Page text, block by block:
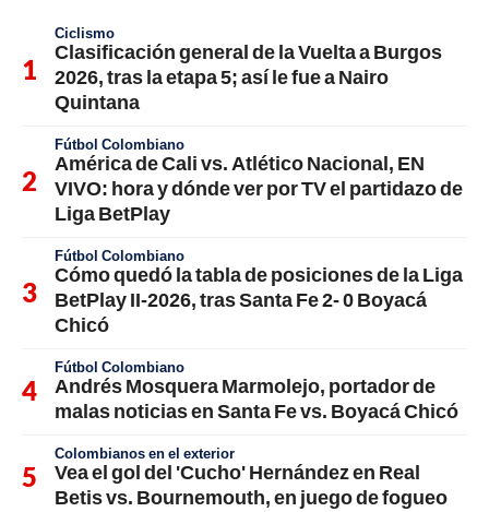
Ciclismo
Clasificación general de la Vuelta a Burgos
2026, tras la etapa 5; así le fue a Nairo
Quintana
Fútbol Colombiano
América de Cali vs. Atlético Nacional, EN
VIVO: hora y dónde ver por TV el partidazo de
Liga BetPlay
Fútbol Colombiano
Cómo quedó la tabla de posiciones de la Liga
BetPlay II-2026, tras Santa Fe 2- 0 Boyacá
Chicó
Fútbol Colombiano
Andrés Mosquera Marmolejo, portador de
malas noticias en Santa Fe vs. Boyacá Chicó
Colombianos en el exterior
Vea el gol del 'Cucho' Hernández en Real
Betis vs. Bournemouth, en juego de fogueo